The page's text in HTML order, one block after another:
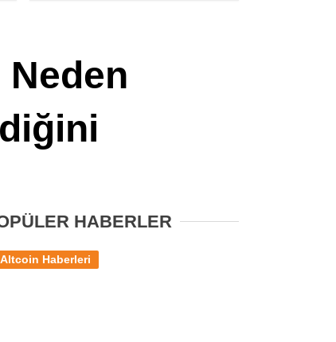
Stablecoin Haberleri
Neden
HABERLER
Altcoin Haberleri